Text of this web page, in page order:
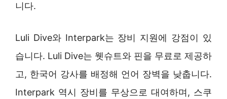
니다.
Luli Dive와 Interpark는 장비 지원에 강점이 있
습니다. Luli Dive는 웻슈트와 핀을 무료로 제공하
고, 한국어 강사를 배정해 언어 장벽을 낮춥니다.
Interpark 역시 장비를 무상으로 대여하며, 스쿠